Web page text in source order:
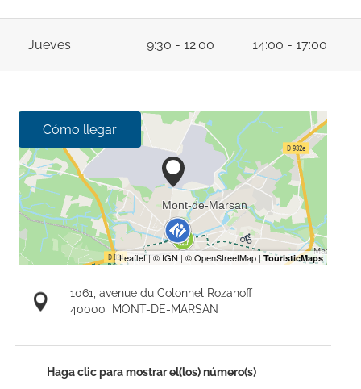
Jueves 9:30 - 12:00 14:00 - 17:00
Cómo llegar
1061, avenue du Colonnel Rozanoff
40000 MONT-DE-MARSAN
Haga clic para mostrar el(los) número(s)